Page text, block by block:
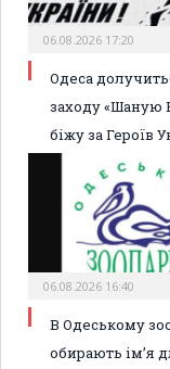
06.08.2026 17:20
Одеса
заходу «Шаную
біжу за Героїв
06.08.2026 16:40
В Одеському
обирають ім’я